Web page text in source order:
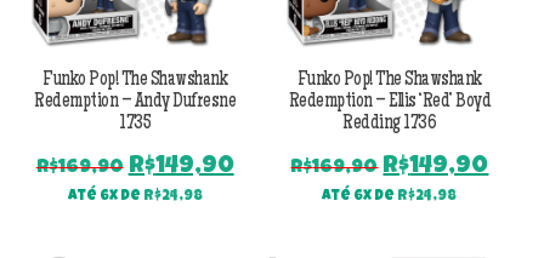
Funko Pop! The Shawshank
Redemption – Andy Dufresne
1735
R$169,90 O
preço
R$149,90O
Até 6x de R$24,98
Funko Pop! The Shawshank
Redemption – Ellis ‘Red’ Boyd
Redding 1736
R$169,90 O
preço
R$149,90O
Até 6x de R$24,98